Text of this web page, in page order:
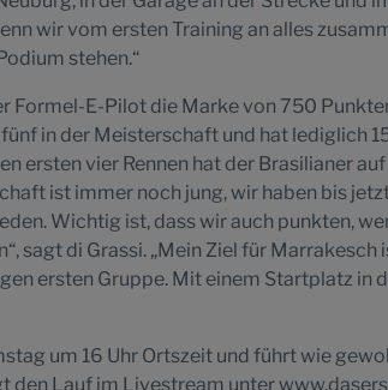
wir vom ersten Training an alles
stehen.“
Formel-E-Pilot die Marke von 750
in der Meisterschaft und hat lediglich
ersten vier Rennen hat der Brasilianer
ist immer noch jung, wir haben bis
Wichtig ist, dass wir auch punkten,
sagt di Grassi. „Mein Ziel für Marrakesch
ersten Gruppe. Mit einem Startplatz in
um 16 Uhr Ortszeit und führt wie
den Lauf im Livestream unter